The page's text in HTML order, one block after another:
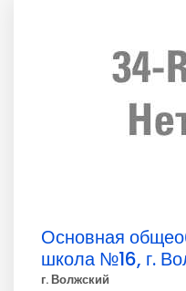
Основная
школа №16, г.
г. Волжский